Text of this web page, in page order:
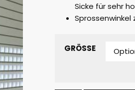
Sicke für sehr
Sprossenwinkel
GRÖSSE